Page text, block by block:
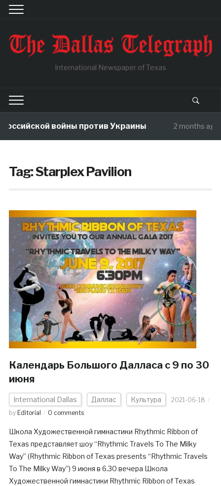
International Newspaper of Texas
войны против Украины 2 months ago
Tag:Starplex Pavilion
Календарь Большого Далласа c 9 по 30
июня
International Dallas Даллас Культура
2021-06-18
by Editorial 0 comments
Школа Художественной гимнастики Rhythmic Ribbon of
Texas представляет шоу “Rhythmic Travels To The Milky
Way” (Rhythmic Ribbon of Texas presents “Rhythmic Travels
To The Milky Way”) 9 июня в 6.30 вечера Школа
Художественной гимнастики Rhythmic Ribbon of Texas